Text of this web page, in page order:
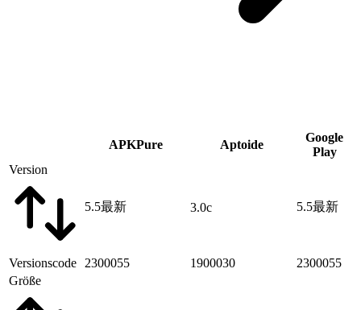
APKPure Aptoide
Google
Play
Version
5.5最新 3.0c 5.5最新
Versionscode 2300055 1900030
2300055
Größe